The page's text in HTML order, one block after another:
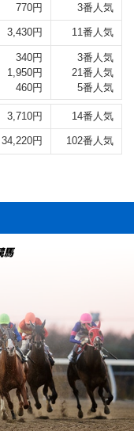
770円 3番人気
3,430円 11番人気
340円
1,950円
460円
3番人気
21番人気
5番人気
3,710円 14番人気
34,220円 102番人気